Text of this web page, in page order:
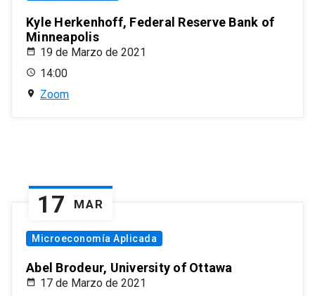
Kyle Herkenhoff, Federal Reserve Bank of
Minneapolis
19 de Marzo de 2021
14:00
Zoom
17 MAR
Microeconomía Aplicada
Abel Brodeur, University of Ottawa
17 de Marzo de 2021